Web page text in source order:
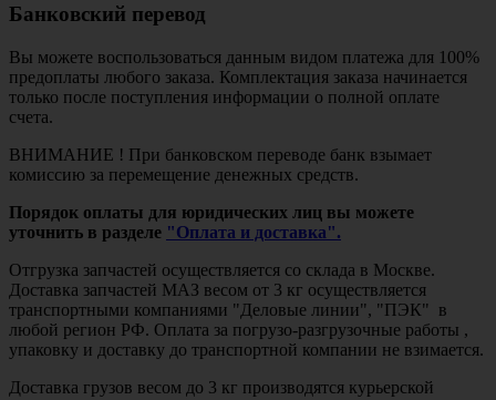
Банковский перевод
Вы можете воспользоваться данным видом платежа для 100%
предоплаты любого заказа. Комплектация заказа начинается
только после поступления информации о полной оплате
счета.
ВНИМАНИЕ ! При банковском переводе банк взымает
комиссию за перемещение денежных средств.
Порядок оплаты для юридических лиц вы можете
уточнить в разделе "Оплата и доставка".
Отгрузка запчастей осуществляется со склада в Москве.
Доставка запчастей МАЗ весом от 3 кг осуществляется
транспортными компаниями "Деловые линии", "ПЭК" в
любой регион РФ. Оплата за погрузо-разгрузочные работы ,
упаковку и доставку до транспортной компании не взимается.
Доставка грузов весом до 3 кг производятся курьерской